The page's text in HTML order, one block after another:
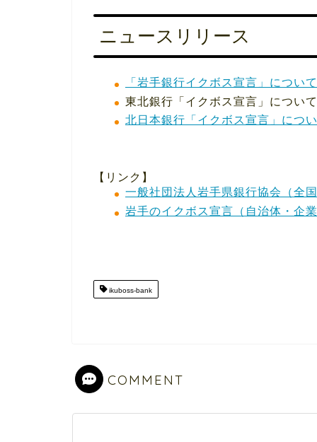
ニュースリリース
「岩手銀行イクボス宣言」につい
東北銀行「イクボス宣言」につい
北日本銀行「イクボス宣言」につ
【リンク】
一般社団法人岩手県銀行協会（全
岩手のイクボス宣言（自治体・企
ikuboss-bank
COMMENT